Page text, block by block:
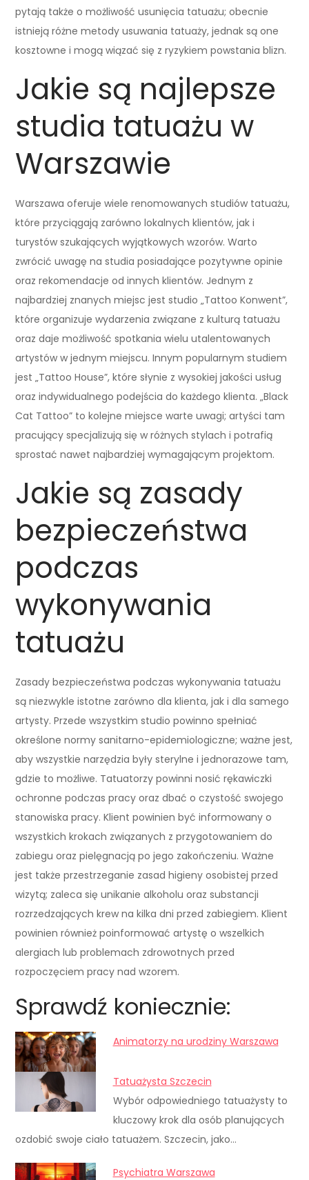
pytają także o możliwość usunięcia tatuażu; obecnie
istnieją różne metody usuwania tatuaży, jednak są one
kosztowne i mogą wiązać się z ryzykiem powstania blizn.
Jakie są najlepsze
studia tatuażu w
Warszawie
Warszawa oferuje wiele renomowanych studiów tatuażu,
które przyciągają zarówno lokalnych klientów, jak i
turystów szukających wyjątkowych wzorów. Warto
zwrócić uwagę na studia posiadające pozytywne opinie
oraz rekomendacje od innych klientów. Jednym z
najbardziej znanych miejsc jest studio „Tattoo Konwent”,
które organizuje wydarzenia związane z kulturą tatuażu
oraz daje możliwość spotkania wielu utalentowanych
artystów w jednym miejscu. Innym popularnym studiem
jest „Tattoo House”, które słynie z wysokiej jakości usług
oraz indywidualnego podejścia do każdego klienta. „Black
Cat Tattoo” to kolejne miejsce warte uwagi; artyści tam
pracujący specjalizują się w różnych stylach i potrafią
sprostać nawet najbardziej wymagającym projektom.
Jakie są zasady
bezpieczeństwa
podczas
wykonywania
tatuażu
Zasady bezpieczeństwa podczas wykonywania tatuażu
są niezwykle istotne zarówno dla klienta, jak i dla samego
artysty. Przede wszystkim studio powinno spełniać
określone normy sanitarno-epidemiologiczne; ważne jest,
aby wszystkie narzędzia były sterylne i jednorazowe tam,
gdzie to możliwe. Tatuatorzy powinni nosić rękawiczki
ochronne podczas pracy oraz dbać o czystość swojego
stanowiska pracy. Klient powinien być informowany o
wszystkich krokach związanych z przygotowaniem do
zabiegu oraz pielęgnacją po jego zakończeniu. Ważne
jest także przestrzeganie zasad higieny osobistej przed
wizytą; zaleca się unikanie alkoholu oraz substancji
rozrzedzających krew na kilka dni przed zabiegiem. Klient
powinien również poinformować artystę o wszelkich
alergiach lub problemach zdrowotnych przed
rozpoczęciem pracy nad wzorem.
Sprawdź koniecznie:
Animatorzy na urodziny Warszawa
Tatuażysta Szczecin
Wybór odpowiedniego tatuażysty to
kluczowy krok dla osób planujących
ozdobić swoje ciało tatuażem. Szczecin, jako…
Psychiatra Warszawa